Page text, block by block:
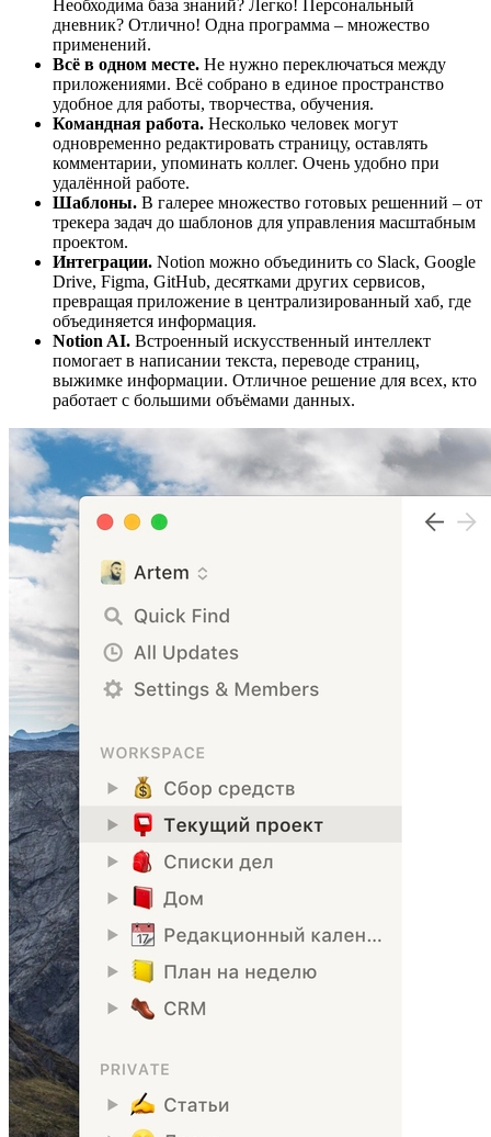
Необходима база знаний? Легко! Персональный
дневник? Отлично! Одна программа – множество
применений.
Всё в одном месте. Не нужно переключаться между
приложениями. Всё собрано в единое пространство
удобное для работы, творчества, обучения.
Командная работа. Несколько человек могут
одновременно редактировать страницу, оставлять
комментарии, упоминать коллег. Очень удобно при
удалённой работе.
Шаблоны. В галерее множество готовых решенний – от
трекера задач до шаблонов для управления масштабным
проектом.
Интеграции. Notion можно объединить со Slack, Google
Drive, Figma, GitHub, десятками других сервисов,
превращая приложение в централизированный хаб, где
объединяется информация.
Notion AI. Встроенный искусственный интеллект
помогает в написании текста, переводе страниц,
выжимке информации. Отличное решение для всех, кто
работает с большими объёмами данных.